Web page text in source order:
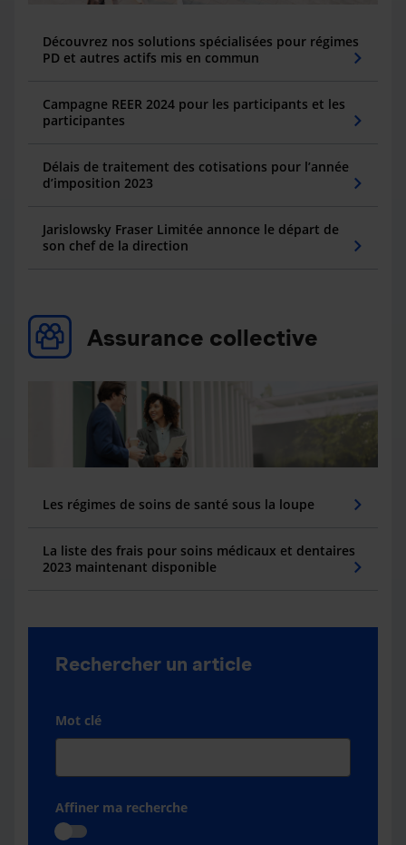
Découvrez nos solutions spécialisées pour régimes
PD et autres actifs mis en commun
Campagne REER 2024 pour les participants et les
participantes
Délais de traitement des cotisations pour l’année
d’imposition 2023
Jarislowsky Fraser Limitée annonce le départ de
son chef de la direction
Assurance collective
Les régimes de soins de santé sous la loupe
La liste des frais pour soins médicaux et dentaires
2023 maintenant disponible
Rechercher un article
Mot clé
Affiner ma recherche